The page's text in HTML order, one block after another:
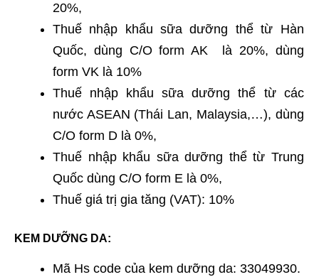
20%,
Thuế nhập khẩu sữa dưỡng thể từ Hàn
Quốc, dùng C/O form AK là 20%, dùng
form VK là 10%
Thuế nhập khẩu sữa dưỡng thể từ các
nước ASEAN (Thái Lan, Malaysia,…), dùng
C/O form D là 0%,
Thuế nhập khẩu sữa dưỡng thể từ Trung
Quốc dùng C/O form E là 0%,
Thuế giá trị gia tăng (VAT): 10%
KEM DƯỠNG DA:
Mã Hs code của kem dưỡng da: 33049930.